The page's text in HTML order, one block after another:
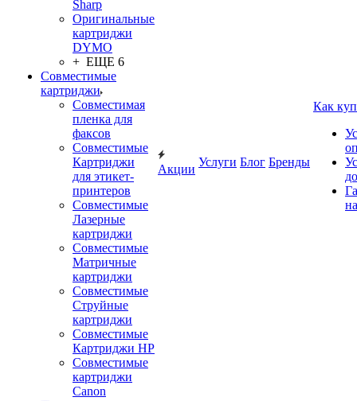
Sharp
Оригинальные
картриджи
DYMO
+ ЕЩЕ 6
Совместимые
картриджи
Совместимая
пленка для
факсов
Совместимые
Картриджи
для этикет-
принтеров
Совместимые
Лазерные
картриджи
Совместимые
Матричные
картриджи
Совместимые
Струйные
картриджи
Совместимые
Картриджи HP
Совместимые
картриджи
Canon
Акции
Услуги Блог Бренды
Как